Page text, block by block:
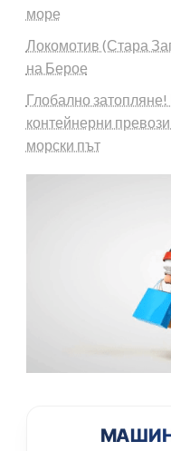
море
Локомотив (Стара
на Берое
Глобално
контейнерни
морски път